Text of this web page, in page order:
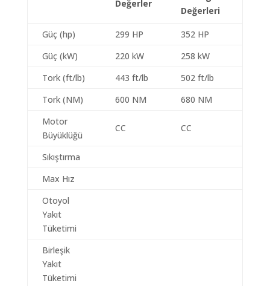
Değerler
Değerleri
Güç (hp) 299 HP
352 HP
Güç (kW)
220 kW
258 kW
Tork (ft/lb)
443 ft/lb
502 ft/lb
Tork (NM)
600 NM
680 NM
Motor
Büyüklüğü
CC CC
Sıkıştırma
Max Hız
Otoyol
Yakıt
Tüketimi
Birleşik
Yakıt
Tüketimi